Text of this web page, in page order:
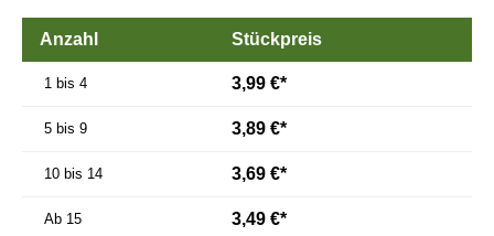
Anzahl Stückpreis
1 bis 4 3,99 €*
5 bis 9 3,89 €*
10 bis 14 3,69 €*
Ab 15 3,49 €*